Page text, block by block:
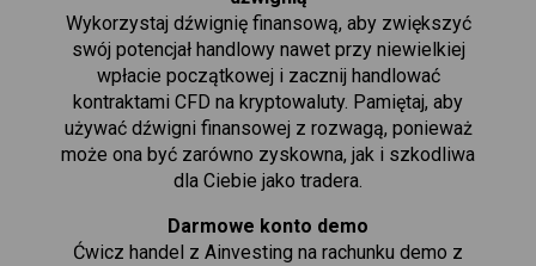
Wykorzystaj dźwignię finansową, aby zwiększyć
swój potencjał handlowy nawet przy niewielkiej
wpłacie początkowej i zacznij handlować
kontraktami CFD na kryptowaluty. Pamiętaj, aby
używać dźwigni finansowej z rozwagą, ponieważ
może ona być zarówno zyskowna, jak i szkodliwa
dla Ciebie jako tradera.
Darmowe konto demo
Ćwicz handel z Ainvesting na rachunku demo z